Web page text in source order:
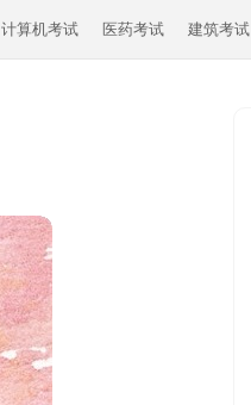
计算机考试 医药考试 建筑考试